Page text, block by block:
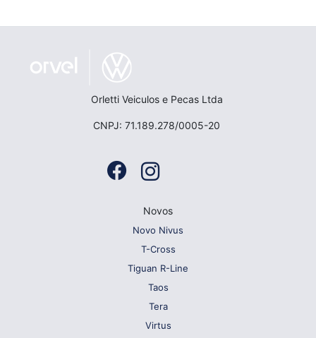
Orletti Veiculos e Pecas Ltda
CNPJ: 71.189.278/0005-20
Novos
Novo Nivus
T-Cross
Tiguan R-Line
Taos
Tera
Virtus